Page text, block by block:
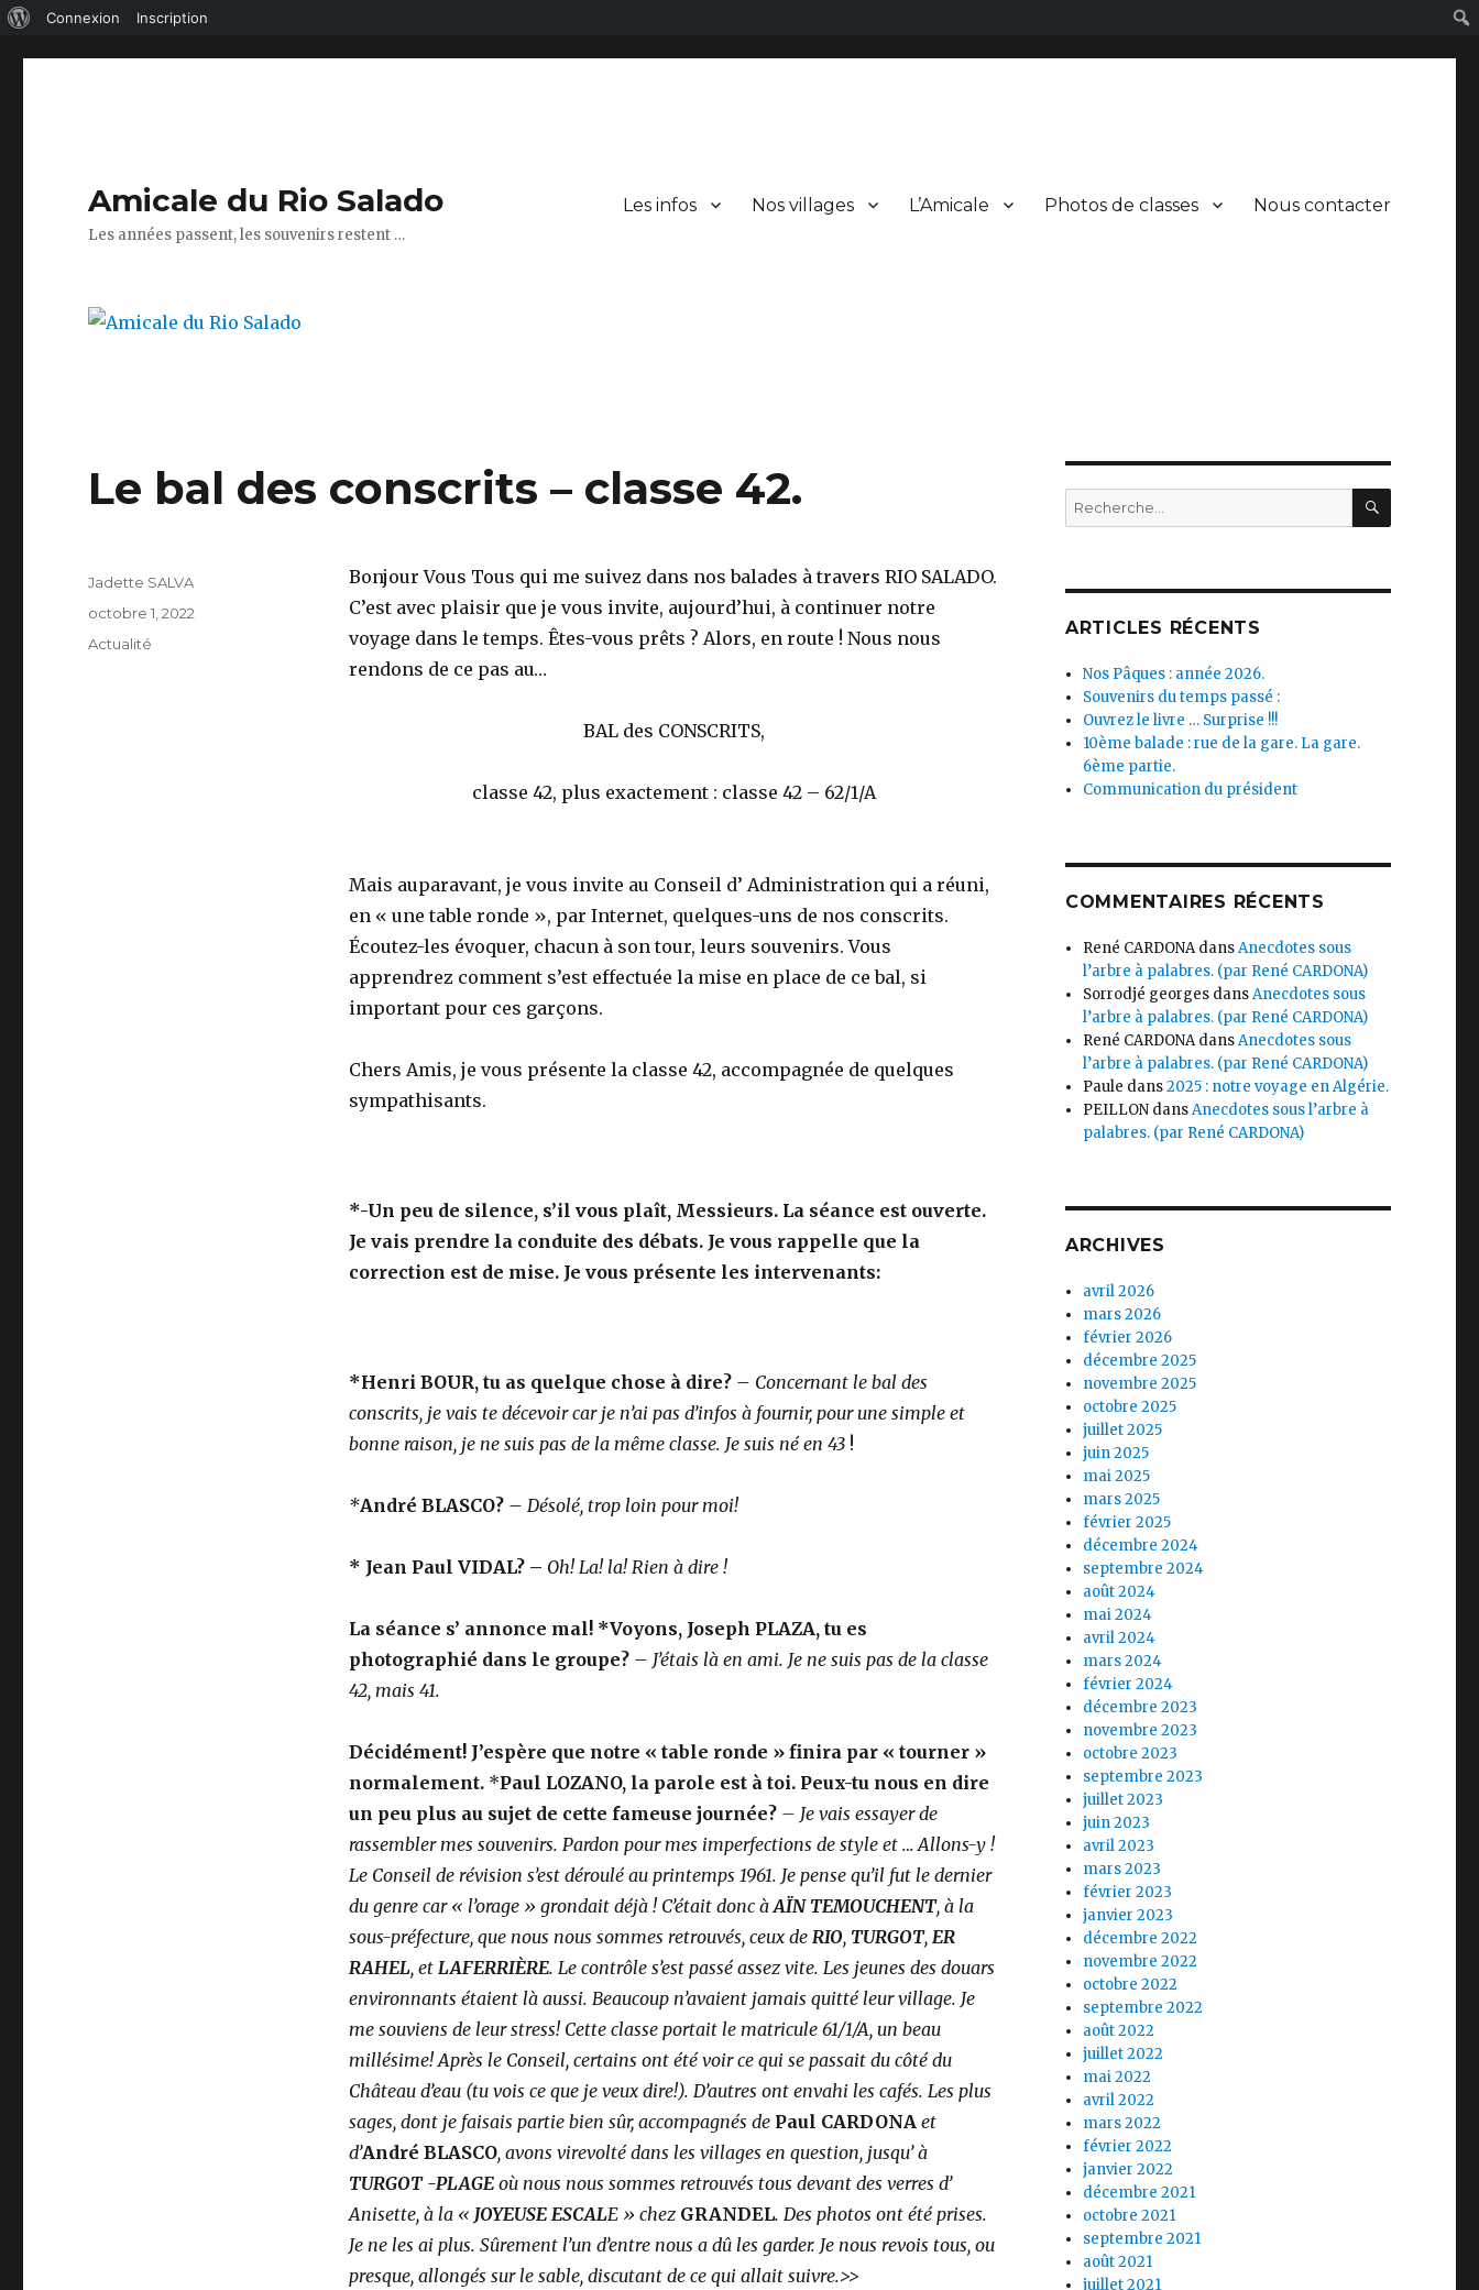
Connexion Inscription
Amicale du Rio Salado
Les années passent, les souvenirs restent …
Les infos Nos villages L’Amicale Photos de classes Nous contacter
Le bal des conscrits – classe 42.
Bonjour Vous Tous qui me suivez dans nos balades à travers RIO SALADO.
C’est avec plaisir que je vous invite, aujourd’hui, à continuer notre
voyage dans le temps. Êtes-vous prêts ? Alors, en route ! Nous nous
rendons de ce pas au…
BAL des CONSCRITS,
classe 42, plus exactement : classe 42 – 62/1/A
Mais auparavant, je vous invite au Conseil d’ Administration qui a réuni,
en « une table ronde », par Internet, quelques-uns de nos conscrits.
Écoutez-les évoquer, chacun à son tour, leurs souvenirs. Vous
apprendrez comment s’est effectuée la mise en place de ce bal, si
important pour ces garçons.
Chers Amis, je vous présente la classe 42, accompagnée de quelques
sympathisants.
*-Un peu de silence, s’il vous plaît, Messieurs. La séance est ouverte.
Je vais prendre la conduite des débats. Je vous rappelle que la
correction est de mise. Je vous présente les intervenants:
*Henri BOUR, tu as quelque chose à dire? – Concernant le bal des
conscrits, je vais te décevoir car je n’ai pas d’infos à fournir, pour une simple et
bonne raison, je ne suis pas de la même classe. Je suis né en 43!
*André BLASCO? – Désolé, trop loin pour moi!
* Jean Paul VIDAL? – Oh! La! la! Rien à dire !
La séance s’ annonce mal! *Voyons, Joseph PLAZA, tu es
photographié dans le groupe? – J’étais là en ami. Je ne suis pas de la classe
42, mais 41.
Décidément! J’espère que notre « table ronde » finira par « tourner »
normalement. *Paul LOZANO, la parole est à toi. Peux-tu nous en dire
un peu plus au sujet de cette fameuse journée? – Je vais essayer de
rassembler mes souvenirs. Pardon pour mes imperfections de style et … Allons-y !
Le Conseil de révision s’est déroulé au printemps 1961. Je pense qu’il fut le dernier
du genre car « l’orage » grondait déjà ! C’était donc à AÏN TEMOUCHENT, à la
sous-préfecture, que nous nous sommes retrouvés, ceux deRIO, TURGOT, ER
RAHEL, et LAFERRIÈRE. Le contrôle s’est passé assez vite. Les jeunes des douars
environnants étaient là aussi. Beaucoup n’avaient jamais quitté leur village. Je
me souviens de leur stress! Cette classe portait le matricule 61/1/A, un beau
millésime! Après le Conseil, certains ont été voir ce qui se passait du côté du
Château d’eau (tu vois ce que je veux dire!). D’autres ont envahi les cafés. Les plus
sages, dont je faisais partie bien sûr, accompagnés de Paul CARDONA et
d’André BLASCO, avons virevolté dans les villages en question, jusqu’ à
TURGOT -PLAGEoù nous nous sommes retrouvés tous devant des verres d’
Anisette, à la « JOYEUSE ESCALE » chez GRANDEL. Des photos ont été prises.
Je ne les ai plus. Sûrement l’un d’entre nous a dû les garder. Je nous revois tous, ou
presque, allongés sur le sable, discutant de ce qui allait suivre.>>
Auteur
Jadette SALVA
Publié
octobre 1, 2022
Catégories
Actualité
Recherche
pour :
ARTICLES RÉCENTS
Nos Pâques : année 2026.
Souvenirs du temps passé :
Ouvrez le livre … Surprise !!!
10ème balade : rue de la gare. La gare.
6ème partie.
Communication du président
COMMENTAIRES RÉCENTS
René CARDONAdansAnecdotes sous
l’arbre à palabres. (par René CARDONA)
Sorrodjé georges dansAnecdotes sous
l’arbre à palabres. (par René CARDONA)
René CARDONAdansAnecdotes sous
l’arbre à palabres. (par René CARDONA)
Paule dans2025 : notre voyage en Algérie.
PEILLON dansAnecdotes sous l’arbre à
palabres. (par René CARDONA)
ARCHIVES
avril 2026
mars 2026
février 2026
décembre 2025
novembre 2025
octobre 2025
juillet 2025
juin 2025
mai 2025
mars 2025
février 2025
décembre 2024
septembre 2024
août 2024
mai 2024
avril 2024
mars 2024
février 2024
décembre 2023
novembre 2023
octobre 2023
septembre 2023
juillet 2023
juin 2023
avril 2023
mars 2023
février 2023
janvier 2023
décembre 2022
novembre 2022
octobre 2022
septembre 2022
août 2022
juillet 2022
mai 2022
avril 2022
mars 2022
février 2022
janvier 2022
décembre 2021
octobre 2021
septembre 2021
août 2021
juillet 2021